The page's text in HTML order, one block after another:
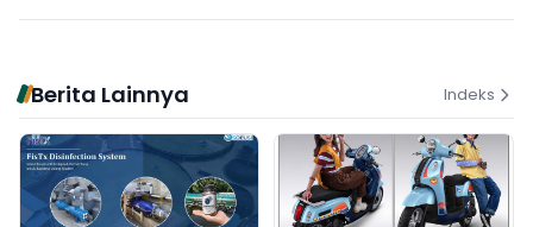
Berita Lainnya Indeks